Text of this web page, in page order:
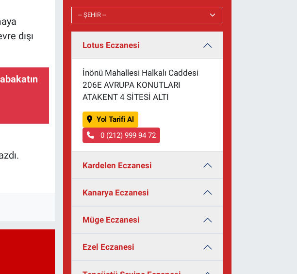
dışı
Lotus Eczanesi
İnönü Mahallesi Halkalı Caddesi
206E AVRUPA KONUTLARI
ATAKENT 4 SİTESİ ALTI
Yol Tarifi Al
0 (212) 999 94 72
Kardelen Eczanesi
Kanarya Eczanesi
Müge Eczanesi
Ezel Eczanesi